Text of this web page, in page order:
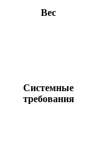
Вес
Системные
требования